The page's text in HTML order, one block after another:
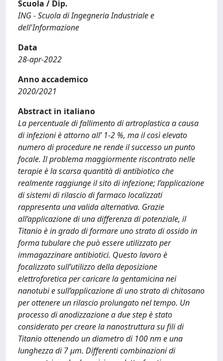
Scuola / Dip.
ING - Scuola di Ingegneria Industriale e
dell'Informazione
Data
28-apr-2022
Anno accademico
2020/2021
Abstract in italiano
La percentuale di fallimento di artroplastica a causa
di infezioni è attorno all’ 1-2 %, ma il così elevato
numero di procedure ne rende il successo un punto
focale. Il problema maggiormente riscontrato nelle
terapie è la scarsa quantità di antibiotico che
realmente raggiunge il sito di infezione; l’applicazione
di sistemi di rilascio di farmaco localizzati
rappresenta una valida alternativa. Grazie
all’applicazione di una differenza di potenziale, il
Titanio è in grado di formare uno strato di ossido in
forma tubulare che può essere utilizzato per
immagazzinare antibiotici. Questo lavoro è
focalizzato sull’utilizzo della deposizione
elettroforetica per caricare la gentamicina nei
nanotubi e sull’applicazione di uno strato di chitosano
per ottenere un rilascio prolungato nel tempo. Un
processo di anodizzazione a due step è stato
considerato per creare la nanostruttura su fili di
Titanio ottenendo un diametro di 100 nm e una
lunghezza di 7 μm. Differenti combinazioni di